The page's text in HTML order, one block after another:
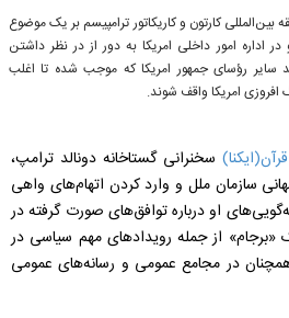
بین‌المللی کارتون و کاریکاتور ترامپیسم بر یک موضوع
اداره امور داخلی امریکا به دور از در نظر داشتن
سایر رؤسای جمهور امریکا که موجب شده تا اغلب
امریکا واقف شوند.
سخنرانی گستاخانه دونالد ترامپ،
سازمان ملل و وارد کردن اتهام‌های واهی
او درباره توافق‌های صورت گرفته در
«برجام» از جمله رویدادهای مهم سیاسی در
در مجامع عمومی و رسانه‌های عمومی